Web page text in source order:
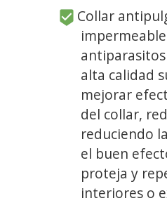
Collar
alta calidad
mejorar
del collar,
reduciendo
el buen
proteja y
interiores o